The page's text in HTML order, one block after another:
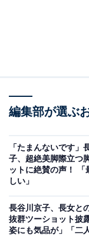
編集部が選ぶ
「たまんないです」
子、超絶美脚際立つ
ットに絶賛の声！ 「
しい」
長谷川京子、長女と
抜群ツーショット披
姿にも気品が」「二